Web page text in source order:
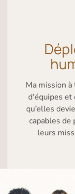
Ma mission
d'équipes et
qu’elles
capables de
leurs